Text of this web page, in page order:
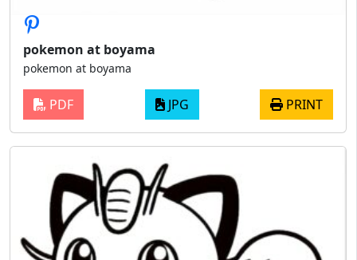
pokemon at boyama
pokemon at boyama
PDF JPG PRINT